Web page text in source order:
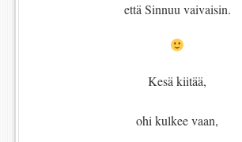
että Sinnuu vaivaisin.
Kesä kiitää,
ohi kulkee vaan,